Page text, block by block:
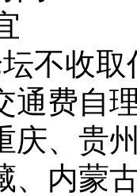
不收
通费自
庆、贵
、内蒙